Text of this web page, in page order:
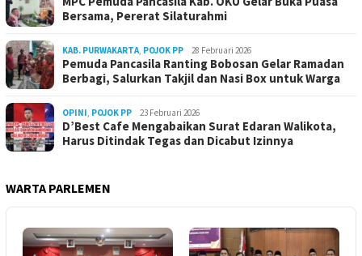
Bersama, Pererat Silaturahmi
KAB. PURWAKARTA POJOK PP 28 Februari 2026
Pemuda Pancasila Ranting Bobosan Gelar Ramadan
Berbagi, Salurkan Takjil dan Nasi Box untuk Warga
OPINI POJOK PP 23 Februari 2026
D’Best Cafe Mengabaikan Surat Edaran Walikota,
Harus Ditindak Tegas dan Dicabut Izinnya
WARTA PARLEMEN